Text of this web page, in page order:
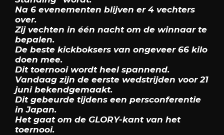
Na 6 evenementen blijven er 4 vechters
over.
Zij vechten in één nacht om de winnaar te
bepalen.
De beste kickboksers van ongeveer 66 kilo
doen mee.
Dit toernooi wordt heel spannend.
Vandaag zijn de eerste wedstrijden voor 21
juni bekendgemaakt.
Dit gebeurde tijdens een persconferentie
in Japan.
Het gaat om de GLORY-kant van het
toernooi.